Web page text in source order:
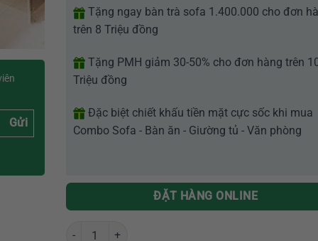
Gửi
Tặng ngay bàn trà sofa 1.400.000 cho đơn
trên 8 Triệu đồng
Tặng PMH giảm 30-50% cho đơn hàng trên
Triệu đồng
Đặc biệt chiết khấu tiền mặt cực sốc khi mua
Combo Sofa - Bàn ăn - Giường tủ - Văn phòng
ĐẶT HÀNG ONLINE
Bộ sofa góc thư giãn cao cấp GR-160 số lượng